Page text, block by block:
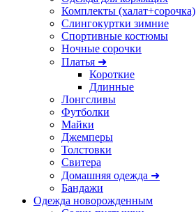
Комплекты (халат+сорочка)
Слингокуртки зимние
Спортивные костюмы
Ночные сорочки
Платья ➜
Короткие
Длинные
Лонгсливы
Футболки
Майки
Джемперы
Толстовки
Свитера
Домашняя одежда ➜
Бандажи
Одежда новорожденным